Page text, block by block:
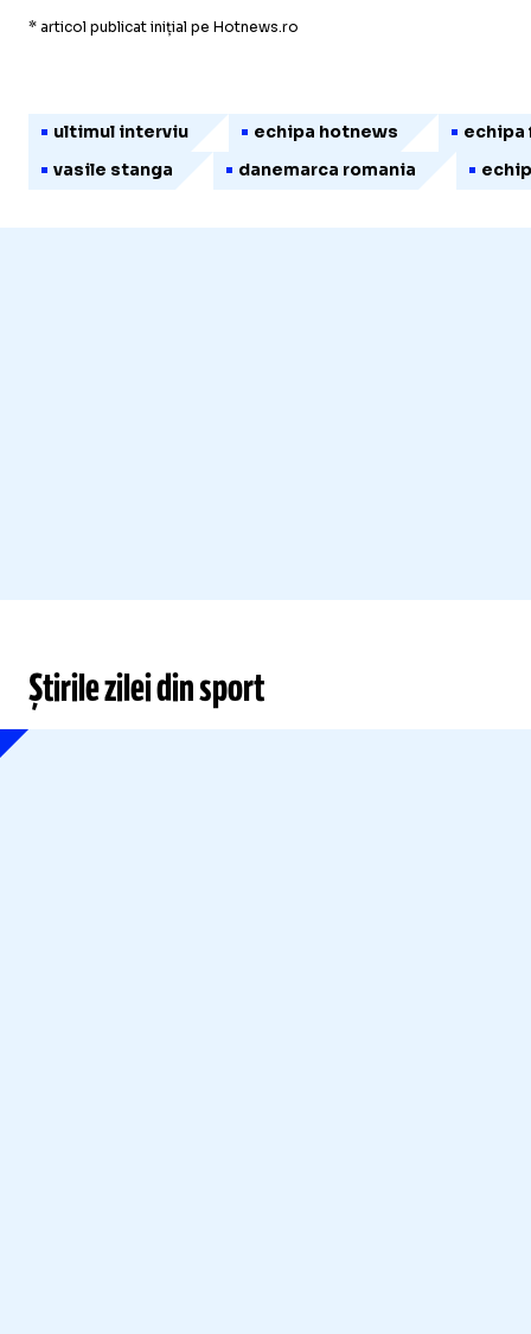
* articol publicat inițial pe Hotnews.ro
ultimul interviu echipa hotnews
echipa
vasile stanga
danemarca romania
Știrile zilei din sport